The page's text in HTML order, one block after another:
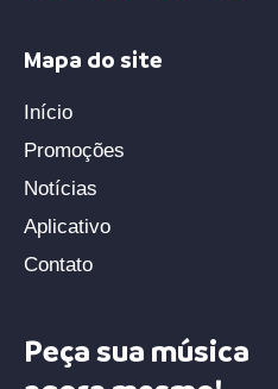
Mapa do site
Início
Promoções
Notícias
Aplicativo
Contato
Peça sua música